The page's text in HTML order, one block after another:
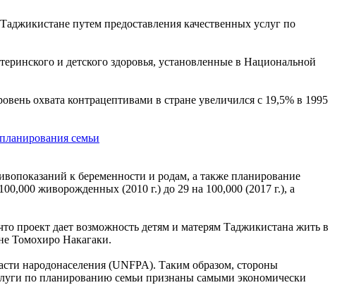
путем предоставления качественных услуг по
и детского здоровья, установленные в Национальной
охвата контрацептивами в стране увеличился с 19,5% в 1995
к беременности и родам, а также планирование
живорожденных (2010 г.) до 29 на 100,000 (2017 г.), а
проект дает возможность детям и матерям Таджикистана жить в
Томохиро Накагаки.
народонаселения (UNFPA). Таким образом, стороны
по планированию семьи признаны самыми экономически